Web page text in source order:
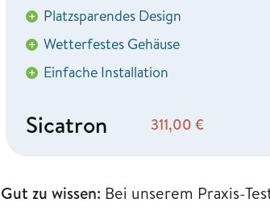
+ Platzsparendes Design
+ Wetterfestes Gehäuse
+ Einfache Installation
Sicatron 311,00€
Gut zu wissen: Bei unserem Praxis-